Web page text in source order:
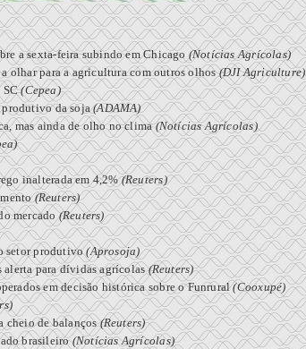
a sexta-feira subindo em Chicago (Notícias Agrícolas)
olhar para a agricultura com outros olhos(DJI Agriculture)
SC(Cepea)
produtivo da soja(ADAMA)
mas ainda de olho no clima(Notícias Agrícolas)
inalterada em 4,2%(Reuters)
(Reuters)
mercado(Reuters)
setor produtivo(Aprosoja)
alerta para dívidas agrícolas(Reuters)
em decisão histórica sobre o Funrural(Cooxupé)
cheio de balanços(Reuters)
brasileiro(Notícias Agrícolas)